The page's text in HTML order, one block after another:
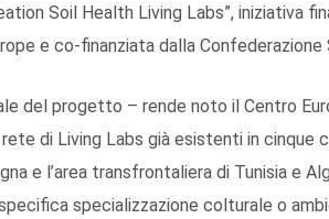
Soil Health Living Labs”, iniziativa
e co-finanziata dalla Confederazione
del progetto – rende noto il Centro
rete di Living Labs già esistenti in cinque
e l’area transfrontaliera di Tunisia e
specializzazione colturale o